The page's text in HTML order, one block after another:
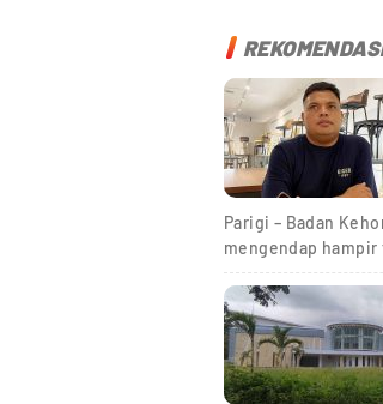
Parigi – Badan
mengendap hampir